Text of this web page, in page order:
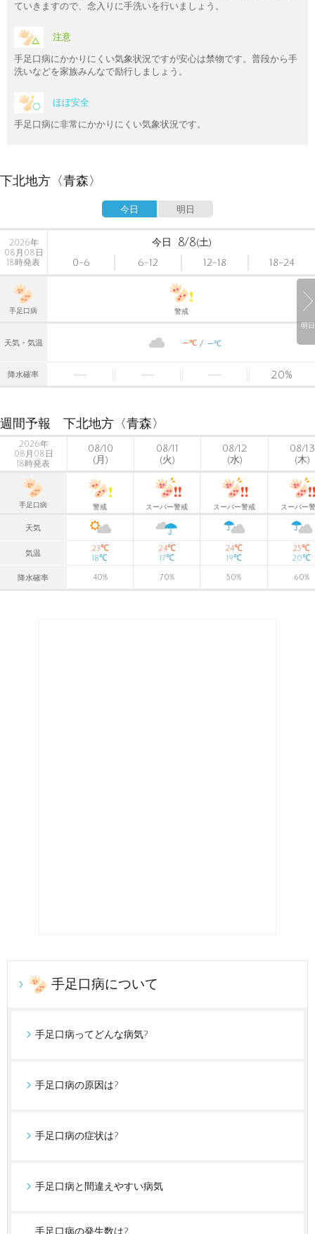
ていきますので、念入りに手洗いを行いましょう。
注意
手足口病にかかりにくい気象状況ですが安心は禁物です。普段から手
洗いなどを家族みんなで励行しましょう。
ほぼ安全
手足口病に非常にかかりにくい気象状況です。
下北地方〈青森〉
今日 明日
明日
2026年
08月08日
18時発表
今日 8/8(土)
0-6
6-12 12-18 18-24
手足口病 警戒
天気・気温 -℃ -℃
降水確率 20%
週間予報 下北地方〈青森〉
2026年
08月08日
18時発表
08/10
(月)
08/11
(火)
08/12
(水)
08/13
(木)
手足口病 警戒 スーパー警戒 スーパー警戒 スーパー
天気
気温
23℃
18℃
24℃
17℃
24℃
19℃
25℃
20℃
降水確率 40% 70% 50% 60%
手足口病について
手足口病ってどんな病気?
手足口病の原因は?
手足口病の症状は?
手足口病と間違えやすい病気
手足口病の発生数は?